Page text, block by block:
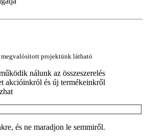
projektünk látható
nálunk az összeszerelés
akcióinkról és új termékeinkről
és ne maradjon le semmiről.